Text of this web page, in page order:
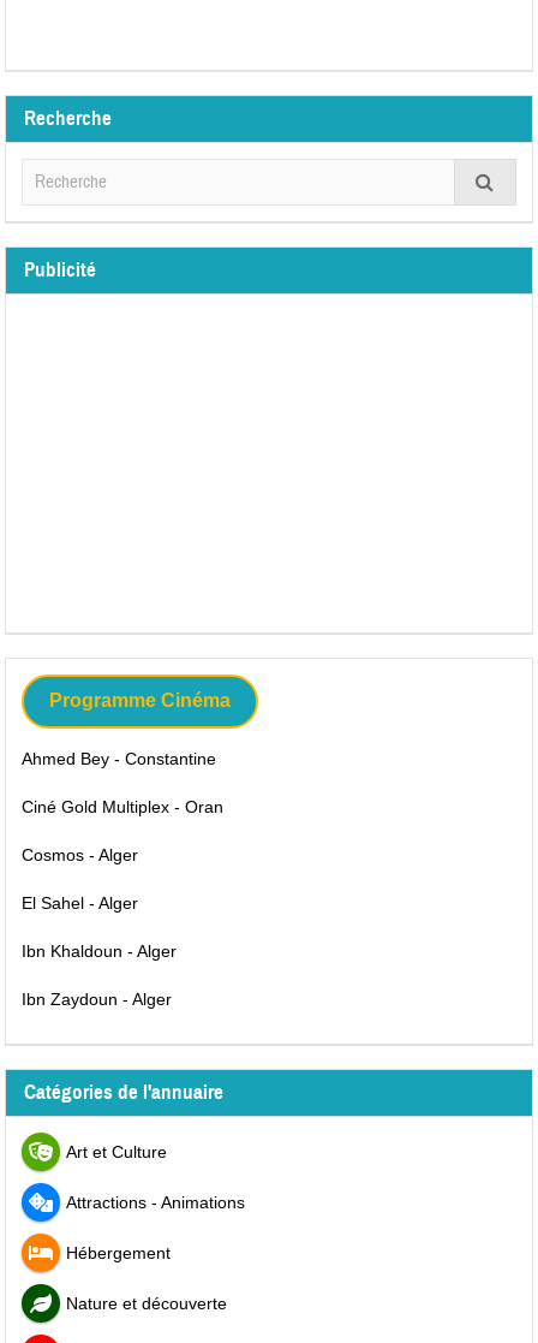
Recherche
Publicité
Programme Cinéma
Ahmed Bey - Constantine
Ciné Gold Multiplex - Oran
Cosmos - Alger
El Sahel - Alger
Ibn Khaldoun - Alger
Ibn Zaydoun - Alger
Catégories de l'annuaire
Art et Culture
Attractions - Animations
Hébergement
Nature et découverte